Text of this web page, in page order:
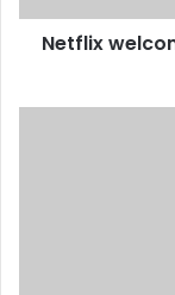
Netflix